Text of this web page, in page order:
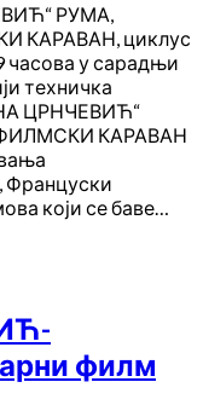
РУМА,
КАРАВАН, циклус
часова у сарадњи
техничка
ЦРНЧЕВИЋ“
КАРАВАН
Француски
који се баве…
филм